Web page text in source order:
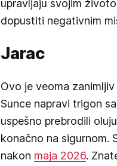
upravljaju svojim
dopustiti negativnim
Jarac
Ovo je veoma
Sunce napravi trigon
uspešno prebrodili
konačno na sigurnom.
nakon maja 2026.